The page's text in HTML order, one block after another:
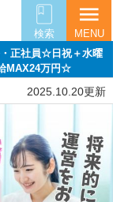
検索
menu
MENU
・正社員☆日祝＋水曜
MAX24万円☆
2025.10.20更新